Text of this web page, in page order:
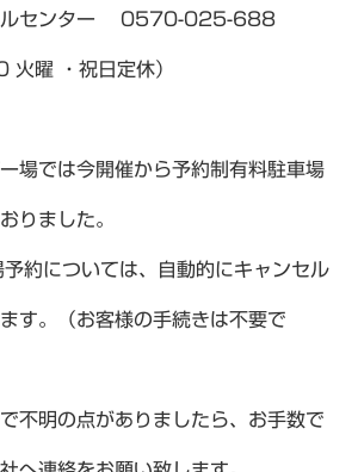
ルセンター 0570-025-688
曜 ・祝日定休）
場では今開催から予約制有料駐車場
りました。
約については、自動的にキャンセル
す。（お客様の手続きは不要で
不明の点がありましたら、お手数で